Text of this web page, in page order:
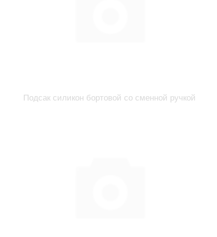
Подсак силикон бортовой со сменной ручкой